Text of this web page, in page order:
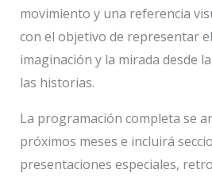
movimiento y una referencia
con el objetivo de representar
imaginación y la mirada desde
las historias.
La programación completa se
próximos meses e incluirá
presentaciones especiales,